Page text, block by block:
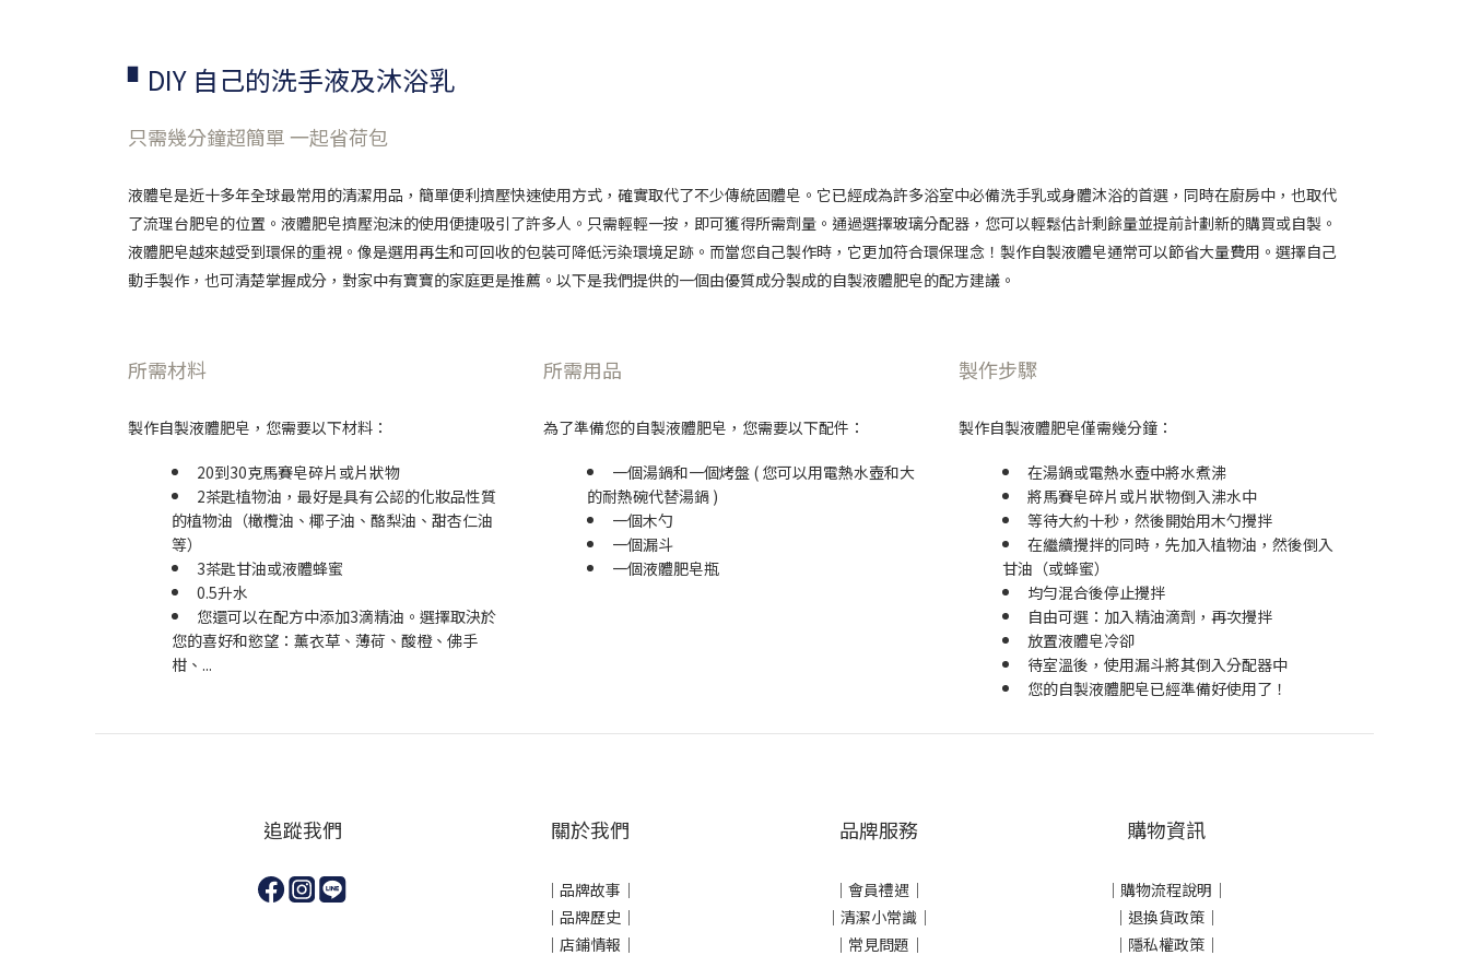
▘DIY 自己的洗手液及沐浴乳
只需幾分鐘超簡單 一起省荷包
液體皂是近十多年全球最常用的清潔用品，簡單便利擠壓快速使用方式，確實取代了不少傳統固體皂。它已經成為許多浴室中必備洗手乳或身體沐浴的首選，同時在廚房中，也取代
了流理台肥皂的位置。 液體肥皂擠壓泡沫的使用便捷吸引了許多人。只需輕輕一按，即可獲得所需劑量。通過選擇玻璃分配器，您可以輕鬆估計剩餘量並提前計劃新的購買或自製。
液體肥皂越來越受到環保的重視。像是選用再生和可回收的包裝可降低污染環境足跡。而當您自己製作時，它更加符合環保理念！製作自製液體皂通常可以節省大量費用。選擇自己
動手製作，也可清楚掌握成分，對家中有寶寶的家庭更是推薦。以下是我們提供的一個由優質成分製成的自製液體肥皂的配方建議。
所需材料
製作自製液體肥皂，您需要以下材料：
20到30克馬賽皂碎片或片狀物
2茶匙植物油，最好是具有公認的化妝品性質
的植物油（橄欖油、椰子油、酪梨油、甜杏仁油
等）
3茶匙甘油或液體蜂蜜
0.5升水
您還可以在配方中添加3滴精油。選擇取決於
您的喜好和慾望：薰衣草、薄荷、酸橙、佛手
柑、...
所需用品
為了準備您的自製液體肥皂，您需要以下配件：
一個湯鍋和一個烤盤 ( 您可以用電熱水壺和大
的耐熱碗代替湯鍋 )
一個木勺
一個漏斗
一個液體肥皂瓶
製作步驟
製作自製液體肥皂僅需幾分鐘：
在湯鍋或電熱水壺中將水煮沸
將馬賽皂碎片或片狀物倒入沸水中
等待大約十秒，然後開始用木勺攪拌
在繼續攪拌的同時，先加入植物油，然後倒入
甘油（或蜂蜜）
均勻混合後停止攪拌
自由可選：加入精油滴劑，再次攪拌
放置液體皂冷卻
待室溫後，使用漏斗將其倒入分配器中
您的自製液體肥皂已經準備好使用了！
追蹤我們 關於我們
｜品牌故事 ｜
｜品牌歷史 ｜
｜店鋪情報｜
品牌服務
｜會員禮遇｜
｜清潔小常識｜
｜常見問題｜
購物資訊
｜ 購物流程說明 ｜
｜ 退換貨政策 ｜
｜ 隱私權政策 ｜